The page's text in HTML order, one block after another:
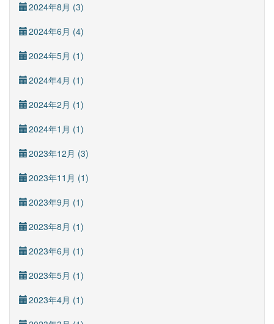
2024年8月 (3)
2024年6月 (4)
2024年5月 (1)
2024年4月 (1)
2024年2月 (1)
2024年1月 (1)
2023年12月 (3)
2023年11月 (1)
2023年9月 (1)
2023年8月 (1)
2023年6月 (1)
2023年5月 (1)
2023年4月 (1)